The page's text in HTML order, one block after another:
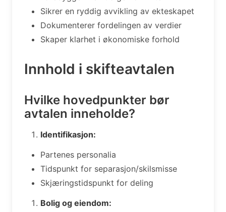
Sikrer en ryddig avvikling av ekteskapet
Dokumenterer fordelingen av verdier
Skaper klarhet i økonomiske forhold
Innhold i skifteavtalen
Hvilke hovedpunkter bør
avtalen inneholde?
Identifikasjon:
Partenes personalia
Tidspunkt for separasjon/skilsmisse
Skjæringstidspunkt for deling
Bolig og eiendom: